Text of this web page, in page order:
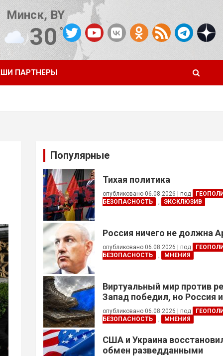
Минск, BY
30°C
от OpenWeatherMap
ПАРТНЕРЫ
Популярные
Тихая политика
опубликовано 06.08.2026 под
БЕЗОПАСНОСТЬ
, ЭКСКЛЮЗИВ
Россия ничего не должна
опубликовано 06.08.2026 под
БЕЗОПАСНОСТЬ
, МНЕНИЯ
Виртуальный мир против
Запад победил, но Россия
опубликовано 06.08.2026 под
БЕЗОПАСНОСТЬ
, МНЕНИЯ
США и Украина
обмен разведданными